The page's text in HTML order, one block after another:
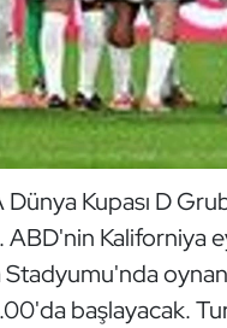
Dünya Kupası D
ABD'nin
Stadyumu'nda
başlayacak.